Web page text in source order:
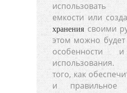
использовать
емкости или
хранениясвоими
этом можно будет
особенности
использования.
того, как
и правильное